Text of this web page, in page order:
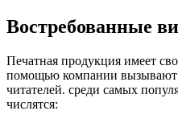
Востребованные
Печатная продукция имеет
помощью компании вызывают
читателей. среди самых
числятся: